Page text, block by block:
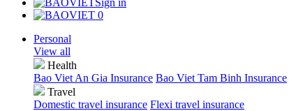
Sign in
0
Personal
View all
Health
Bao Viet An Gia Insurance Bao Viet Tam Binh Insurance
Travel
Domestic travel insurance Flexi travel insurance